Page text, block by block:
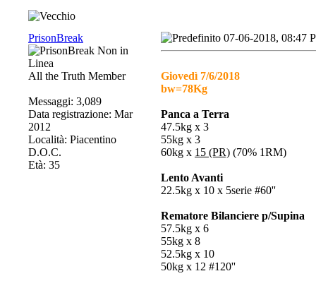
PrisonBreak
All the Truth Member
Messaggi: 3,089
Data registrazione: Mar
2012
Località: Piacentino
D.O.C.
Età: 35
07-06-2018, 08:47
Giovedì 7/6/2018
bw=78Kg
Panca a Terra
47.5kg x 3
55kg x 3
60kg x 15 (PR) (70% 1RM)
Lento Avanti
22.5kg x 10 x 5serie #60''
Rematore Bilanciere p/Supina
57.5kg x 6
55kg x 8
52.5kg x 10
50kg x 12 #120''